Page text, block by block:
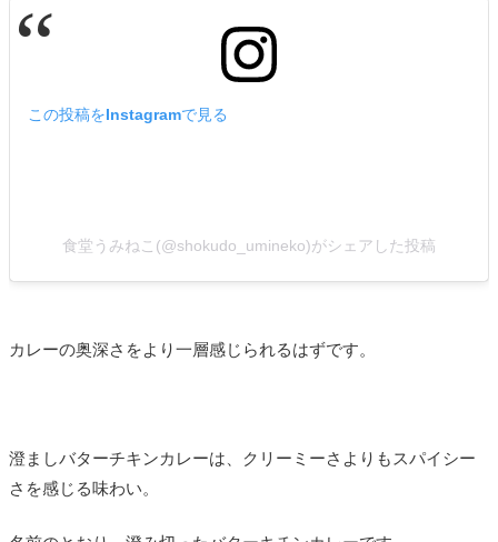
この投稿をInstagramで見る
食堂うみねこ(@shokudo_umineko)がシェアした投稿
カレーの奥深さをより一層感じられるはずです。
澄ましバターチキンカレーは、クリーミーさよりもスパイシー
さを感じる味わい。